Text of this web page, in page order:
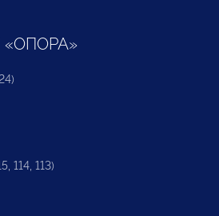
«ОПОРА»
114, 113)